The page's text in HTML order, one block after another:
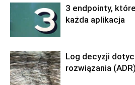
3 endpointy,
każda aplikacja
Log decyzji
rozwiązania (ADR)